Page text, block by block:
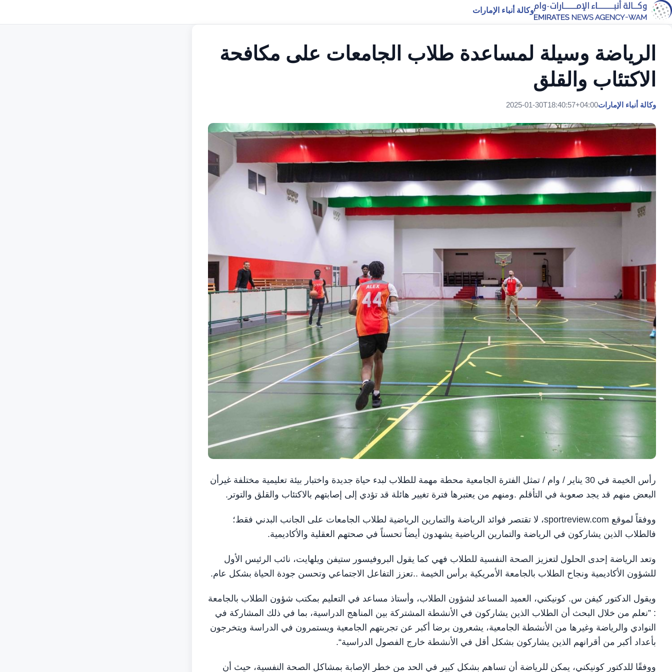
وكالة أنباء الإمارات
الرياضة وسيلة لمساعدة طلاب الجامعات على مكافحة
الاكتئاب والقلق
وكالة أنباء الإمارات2025-01-30T18:40:57+04:00
‎رأس الخيمة في 30 يناير / وام / تمثل الفترة الجامعية محطة مهمة للطلاب لبدء حياة جديدة واختبار بيئة تعليمية مختلفة غيرأن
البعض منهم قد يجد صعوبة في التأقلم .ومنهم من يعتبرها فترة تغيير هائلة قد تؤدي إلى إصابتهم بالاكتئاب والقلق والتوتر.
ووفقاً لموقع sportreview.com، لا تقتصر فوائد الرياضة والتمارين الرياضية لطلاب الجامعات على الجانب البدني فقط؛
فالطلاب الذين يشاركون في الرياضة والتمارين الرياضية يشهدون أيضاً تحسناً في صحتهم العقلية والأكاديمية.
وتعد الرياضة إحدى الحلول لتعزيز الصحة النفسية للطلاب فهي كما يقول البروفيسور ستيفن ويلهايت، نائب الرئيس الأول
للشؤون الأكاديمية ونجاح الطلاب بالجامعة الأمريكية برأس الخيمة ..تعزز التفاعل الاجتماعي وتحسن جودة الحياة بشكل عام.
ويقول الدكتور كيفن س. كونيكني، العميد المساعد لشؤون الطلاب، وأستاذ مساعد في التعليم بمكتب شؤون الطلاب بالجامعة
: ”نعلم من خلال البحث أن الطلاب الذين يشاركون في الأنشطة المشتركة بين المناهج الدراسية، بما في ذلك المشاركة في
النوادي والرياضة وغيرها من الأنشطة الجامعية، يشعرون برضا أكبر عن تجربتهم الجامعية ويستمرون في الدراسة ويتخرجون
بأعداد أكبر من أقرانهم الذين يشاركون بشكل أقل في الأنشطة خارج الفصول الدراسية“.
ووفقًا للدكتور كونيكني، يمكن للرياضة أن تساهم بشكل كبير في الحد من خطر الإصابة بمشاكل الصحة النفسية، حيث أن